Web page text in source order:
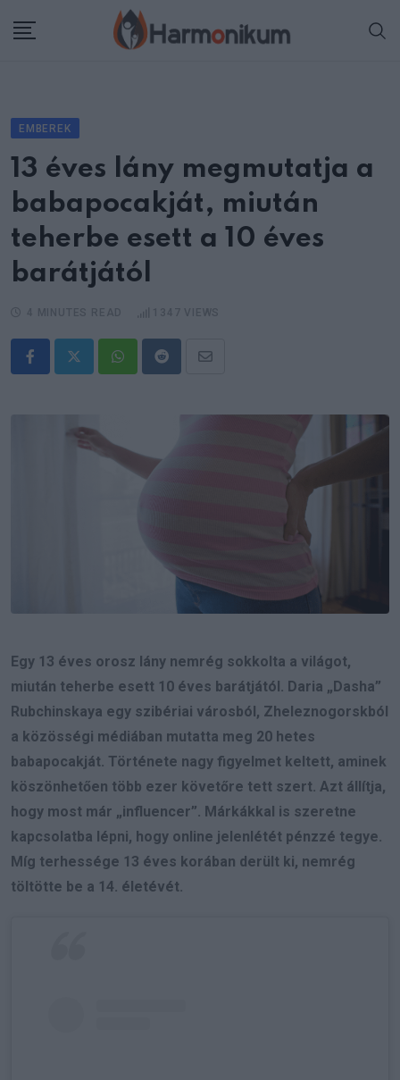
EMBEREK
13 éves lány megmutatja a
babapocakját, miután
teherbe esett a 10 éves
barátjától
WhatsappRedditShare
Email
Egy 13 éves orosz lány nemrég sokkolta a világot,
miután teherbe esett 10 éves barátjától. Daria „Dasha”
Rubchinskaya egy szibériai városból, Zheleznogorskból
a közösségi médiában mutatta meg 20 hetes
babapocakját. Története nagy figyelmet keltett, aminek
köszönhetően több ezer követőre tett szert. Azt állítja,
hogy most már „influencer”. Márkákkal is szeretne
kapcsolatba lépni, hogy online jelenlétét pénzzé tegye.
Míg terhessége 13 éves korában derült ki, nemrég
töltötte be a 14. életévét.